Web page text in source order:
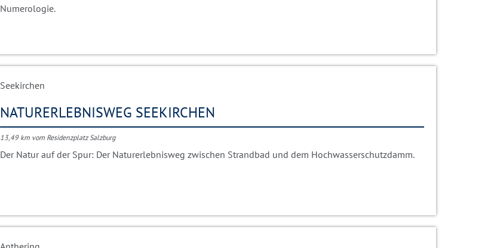
Numerologie.
Seekirchen
NATURERLEBNISWEG SEEKIRCHEN
13,49 km vom Residenzplatz Salzburg
Der Natur auf der Spur: Der Naturerlebnisweg zwischen Strandbad und dem Hochwasserschutzdamm.